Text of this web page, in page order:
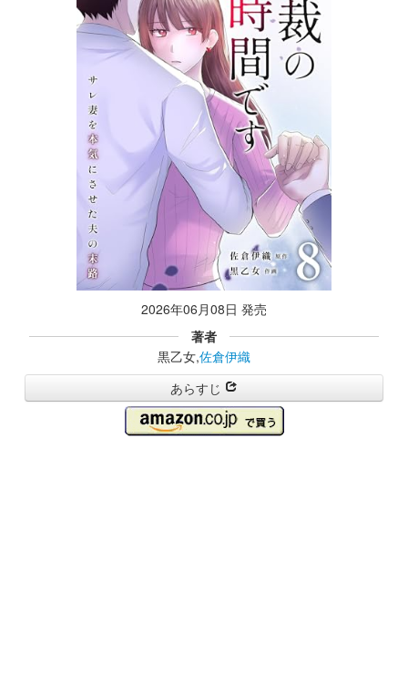
2026年06月08日 発売
著者
黒乙女,佐倉伊織
あらすじ